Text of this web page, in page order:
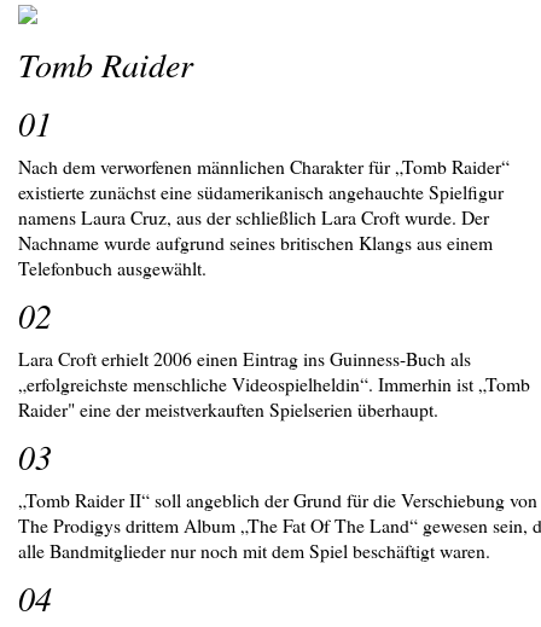
Tomb Raider
01
Nach dem verworfenen männlichen Charakter für „Tomb Raider“
existierte zunächst eine südamerikanisch angehauchte Spielfigur
namens Laura Cruz, aus der schließlich Lara Croft wurde. Der
Nachname wurde aufgrund seines britischen Klangs aus einem
Telefonbuch ausgewählt.
02
Lara Croft erhielt 2006 einen Eintrag ins Guinness-Buch als
„erfolgreichste menschliche Videospielheldin“. Immerhin ist „Tomb
Raider" eine der meistverkauften Spielserien überhaupt.
03
„Tomb Raider II“ soll angeblich der Grund für die Verschiebung von
The Prodigys drittem Album „The Fat Of The Land“ gewesen sein,
alle Bandmitglieder nur noch mit dem Spiel beschäftigt waren.
04